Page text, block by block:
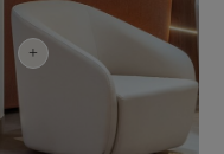
+